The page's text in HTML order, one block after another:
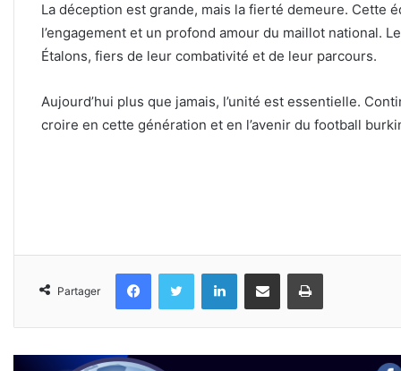
La déception est grande, mais la fierté demeure. Cette
l’engagement et un profond amour du maillot national.
Étalons, fiers de leur combativité et de leur parcours.
Aujourd’hui plus que jamais, l’unité est essentielle.
croire en cette génération et en l’avenir du football
Partager
FacebookTwitter LinkedinPartager par email Imprimer